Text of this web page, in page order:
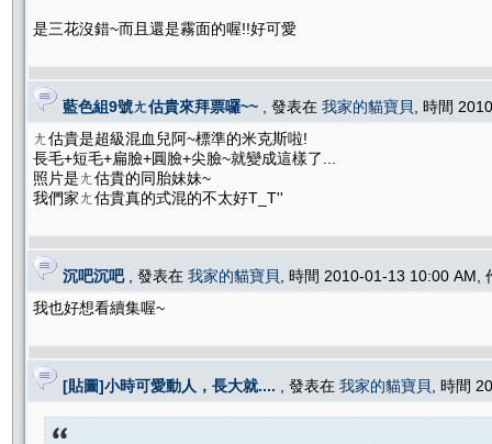
是三花沒錯~而且還是霧面的喔!!好可愛
藍色組9號ㄤ估貴來拜票囉~~ , 發表在 我家的貓寶貝
, 時間
ㄤ估貴是超級混血兒阿~標準的米克斯啦!
長毛+短毛+扁臉+圓臉+尖臉~就變成這樣了...
照片是ㄤ估貴的同胎妹妹~
我們家ㄤ估貴真的式混的不太好T_T''
沉吧沉吧 , 發表在 我家的貓寶貝
, 時間 2010-01-13 10:00 AM,
我也好想看續集喔~
[貼圖]小時可愛動人，長大就.... , 發表在 我家的貓寶貝 , 時間